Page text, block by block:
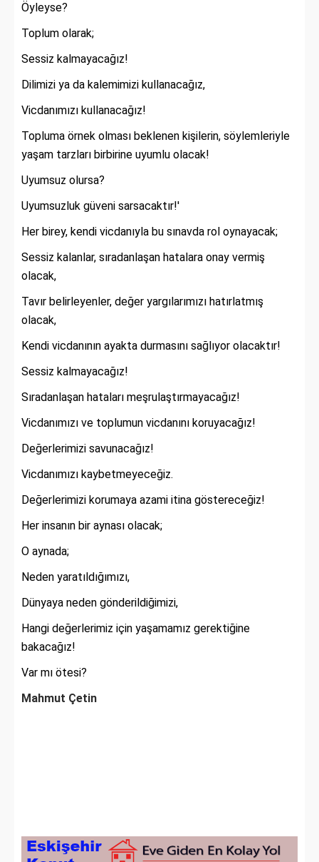
Öyleyse?
Toplum olarak;
Sessiz kalmayacağız!
Dilimizi ya da kalemimizi kullanacağız,
Vicdanımızı kullanacağız!
Topluma örnek olması beklenen kişilerin, söylemleriyle
yaşam tarzları birbirine uyumlu olacak!
Uyumsuz olursa?
Uyumsuzluk güveni sarsacaktır!'
Her birey, kendi vicdanıyla bu sınavda rol oynayacak;
Sessiz kalanlar, sıradanlaşan hatalara onay vermiş
olacak,
Tavır belirleyenler, değer yargılarımızı hatırlatmış
olacak,
Kendi vicdanının ayakta durmasını sağlıyor olacaktır!
Sessiz kalmayacağız!
Sıradanlaşan hataları meşrulaştırmayacağız!
Vicdanımızı ve toplumun vicdanını koruyacağız!
Değerlerimizi savunacağız!
Vicdanımızı kaybetmeyeceğiz.
Değerlerimizi korumaya azami itina göstereceğiz!
Her insanın bir aynası olacak;
O aynada;
Neden yaratıldığımızı,
Dünyaya neden gönderildiğimizi,
Hangi değerlerimiz için yaşamamız gerektiğine
bakacağız!
Var mı ötesi?
Mahmut Çetin